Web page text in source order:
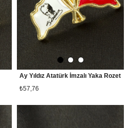
Ay Yıldız Atatürk İmzalı Yaka Rozet
₺57,76